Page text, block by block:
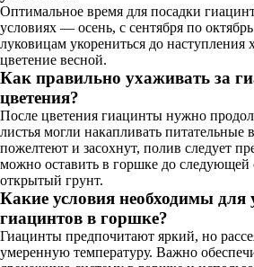
Оптимальное время для посадки
условиях — осень, с сентября по
луковицам укорениться до наступления
цветение весной.
Как правильно ухаживать за
цветения?
После цветения гиацинты нужно
листья могли накапливать питательные
пожелтеют и засохнут, полив следует
можно оставить в горшке до следующей
открытый грунт.
Какие условия необходимы для
гиацинтов в горшке?
Гиацинты предпочитают яркий, но
умеренную температуру. Важно